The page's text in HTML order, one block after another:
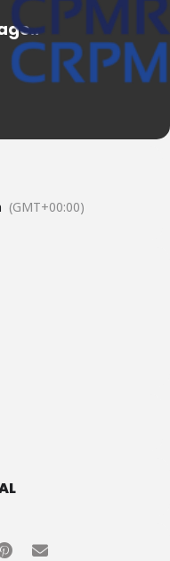
(GMT+00:00)